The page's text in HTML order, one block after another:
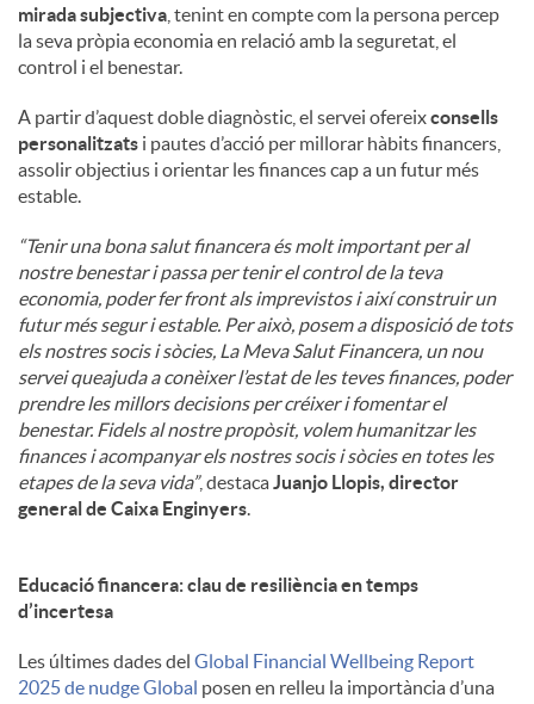
mirada subjectiva , tenint en compte com la persona percep
la seva pròpia economia en relació amb la seguretat, el
control i el benestar.
A partir d’aquest doble diagnòstic, el servei ofereixconsells
personalitzats i pautes d’acció per millorar hàbits financers,
assolir objectius i orientar les finances cap a un futur més
estable.
“Tenir una bona salut financera és molt important per al
nostre benestar i passa per tenir el control de la teva
economia, poder fer front als imprevistos i així construir un
futur més segur i estable. Per això, posem a disposició de tots
els nostres socis i sòcies, La Meva Salut Financera, un nou
servei queajuda a conèixer l’estat de les teves finances, poder
prendre les millors decisions per créixer i fomentar el
benestar. Fidels al nostre propòsit, volem humanitzar les
finances i acompanyar els nostres socis i sòcies en totes les
etapes de la seva vida”, destacaJuanjo Llopis, director
general de Caixa Enginyers.
Educació financera: clau de resiliència en temps
d’incertesa
Les últimes dades del Global Financial Wellbeing Report
2025 de nudge Global posen en relleu la importància d’una